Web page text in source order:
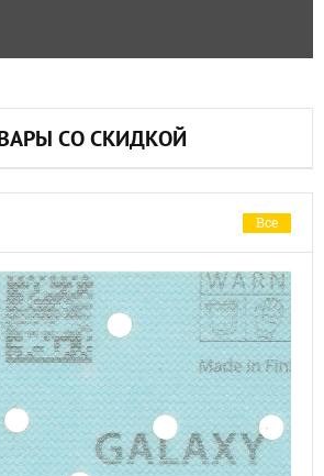
СО СКИДКОЙ
Все